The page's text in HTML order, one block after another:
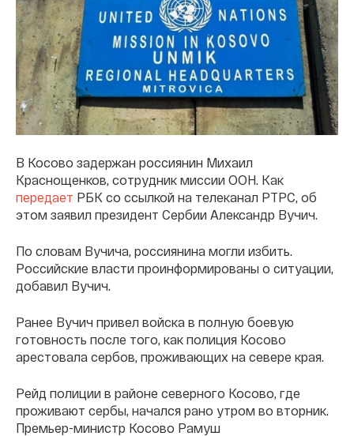
В Косово задержан россиянин Михаил
Краснощенков, сотрудник миссии ООН. Как
передает РБК со ссылкой на телеканал РТРС, об
этом заявил президент Сербии Александр Вучич.
По словам Вучича, россиянина могли избить.
Российские власти проинформированы о ситуации,
добавил Вучич.
Ранее Вучич привел войска в полную боевую
готовность после того, как полиция Косово
арестовала сербов, проживающих на севере края.
Рейд полиции в районе северного Косово, где
проживают сербы, начался рано утром во вторник.
Премьер-министр Косово Рамуш